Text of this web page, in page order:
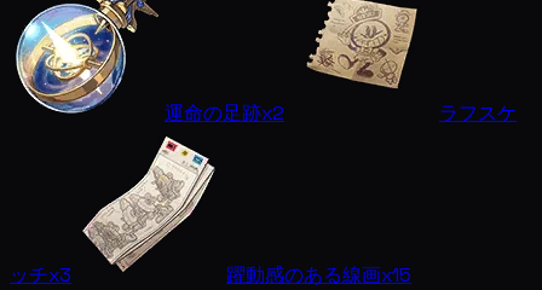
運命の足跡x2 ラフスケ
ッチx3 躍動感のある線画x15